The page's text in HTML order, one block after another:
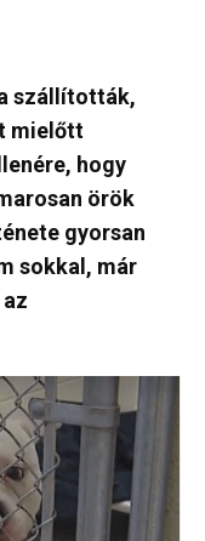
szállították,
mielőtt
hogy
örök
gyorsan
sokkal, már